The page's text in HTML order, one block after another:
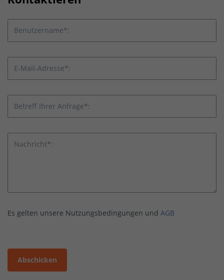
Benutzername*:
E-Mail-Adresse*:
Betreff Ihrer Anfrage*:
Nachricht*:
Es gelten unsere Nutzungsbedingungen und AGB
Abschicken